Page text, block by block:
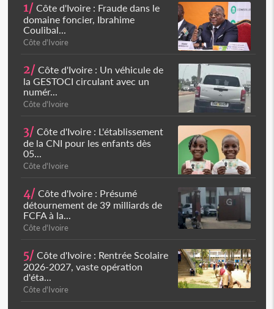
1/ Côte d'Ivoire : Fraude dans le
domaine foncier, Ibrahime
Coulibal...
Côte d'Ivoire
2/ Côte d'Ivoire : Un véhicule de
la GESTOCI circulant avec un
numér...
Côte d'Ivoire
3/ Côte d'Ivoire : L'établissement
de la CNI pour les enfants dès
05...
Côte d'Ivoire
4/ Côte d'Ivoire : Présumé
détournement de 39 milliards de
FCFA à la...
Côte d'Ivoire
5/ Côte d'Ivoire : Rentrée Scolaire
2026-2027, vaste opération
d'éta...
Côte d'Ivoire